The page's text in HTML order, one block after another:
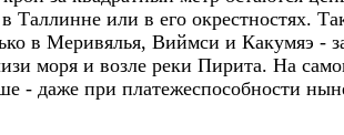
в Таллинне или в его окрестностях.
в Меривялья, Виймси и Какумяэ -
моря и возле реки Пирита. На
- даже при платежеспособности